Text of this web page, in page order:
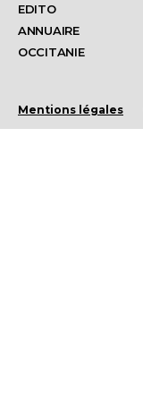
EDITO
ANNUAIRE
OCCITANIE
Mentions légales